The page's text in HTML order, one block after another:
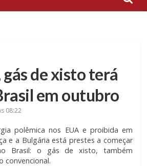
de xisto terá
em outubro
08:22
polêmica nos EUA e proibida em
e a Bulgária está prestes a começar
Brasil: o gás de xisto, também
convencional.